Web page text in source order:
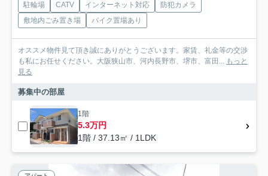
駐輪場 CATV インターネット対応
防犯カメラ
敷地内ごみ置き場
バイク置場あり
オススメ物件見て頂き誠にありがとうございます。家賃、礼金等の交渉
も私にお任せください。大阪狭山市、河内長野市、堺市、富田... もっと
見る
募集中の部屋
1階
5.3万円
1階 / 37.13㎡ / 1LDK